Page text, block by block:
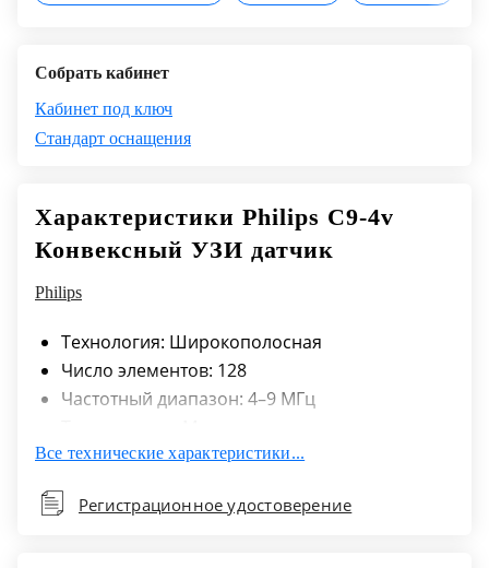
Собрать кабинет
Кабинет под ключ
Стандарт оснащения
Характеристики Philips C9-4v
Конвексный УЗИ датчик
Philips
Технология: Широкополосная
Число элементов: 128
Частотный диапазон: 4–9 МГц
Поле обзора: 181°
Объемная навигация в реальном времени:
Все технические характеристики...
Регистрационное удостоверение